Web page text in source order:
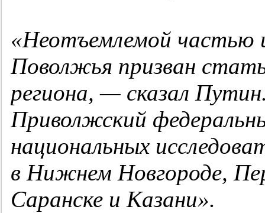
«Неотъемлемой частью
Поволжья призван
региона, — сказал
Приволжский
национальных
в Нижнем Новгороде,
Саранске и Казани».